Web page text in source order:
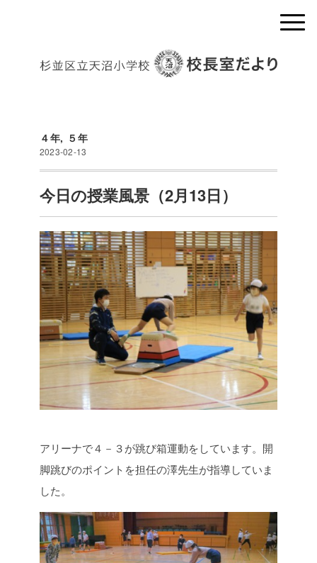
４年, ５年
2023-02-13
今日の授業風景（2月13日）
アリーナで４－３が跳び箱運動をしています。開
脚跳びのポイントを担任の澤先生が指導していま
した。